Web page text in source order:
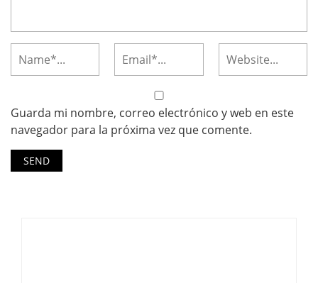
Guarda mi nombre, correo electrónico y web en este
navegador para la próxima vez que comente.